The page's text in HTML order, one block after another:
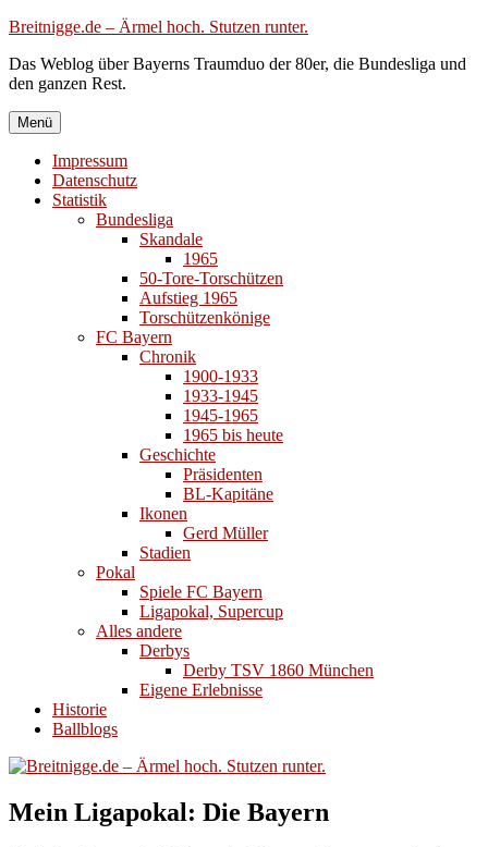
Zum
springen
Breitnigge.de – Ärmel hoch. Stutzen runter.
Das Weblog über Bayerns Traumduo der 80er, die Bundesliga und
den ganzen Rest.
Menü
Impressum
Datenschutz
Statistik
Bundesliga
Skandale
1965
50-Tore-Torschützen
Aufstieg 1965
Torschützenkönige
FC Bayern
Chronik
1900-1933
1933-1945
1945-1965
1965 bis heute
Geschichte
Präsidenten
BL-Kapitäne
Ikonen
Gerd Müller
Stadien
Pokal
Spiele FC Bayern
Ligapokal, Supercup
Alles andere
Derbys
Derby TSV 1860 München
Eigene Erlebnisse
Historie
Ballblogs
Mein Ligapokal: Die Bayern